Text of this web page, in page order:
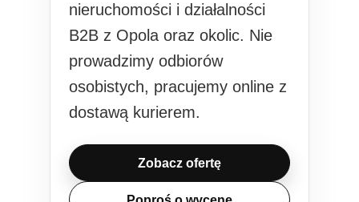
nieruchomości i działalności
B2B z Opola oraz okolic. Nie
prowadzimy odbiorów
osobistych, pracujemy online z
dostawą kurierem.
Zobacz ofertę